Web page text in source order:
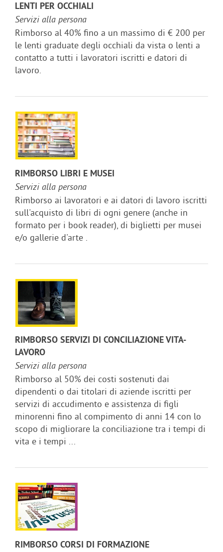
LENTI PER OCCHIALI
Servizi alla persona
Rimborso al 40% fino a un massimo di € 200 per
le lenti graduate degli occhiali da vista o lenti a
contatto a tutti i lavoratori iscritti e datori di
lavoro.
RIMBORSO LIBRI E MUSEI
Servizi alla persona
Rimborso ai lavoratori e ai datori di lavoro iscritti
sull'acquisto di libri di ogni genere (anche in
formato per i book reader), di biglietti per musei
e/o gallerie d'arte .
RIMBORSO SERVIZI DI CONCILIAZIONE VITA-
LAVORO
Servizi alla persona
Rimborso al 50% dei costi sostenuti dai
dipendenti o dai titolari di aziende iscritti per
servizi di accudimento e assistenza di figli
minorenni fino al compimento di anni 14 con lo
scopo di migliorare la conciliazione tra i tempi di
vita e i tempi ...
RIMBORSO CORSI DI FORMAZIONE